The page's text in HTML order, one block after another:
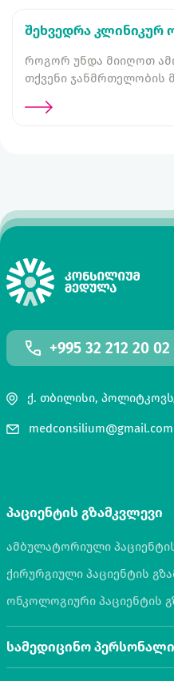
შეხვედრა კლინიკურ
როგორ უნდა მიიღოთ
თქვენი ჯანმრთელობის
+995 32 212 20 02
ქ. თბილისი,
medconsilium@gmail.com
პაციენტის გზამკვლევი
ამბულატორიული
ქირურგიული პაციენტის
ონკოლოგიური პაციენტის
სამედიცინო პერსონალი